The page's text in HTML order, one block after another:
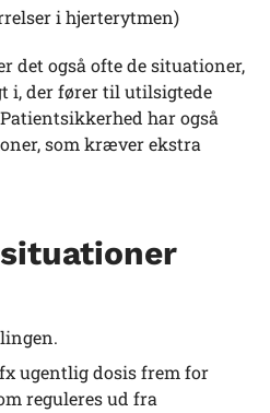
i hjerterytmen)
det også ofte de situationer,
i, der fører til utilsigtede
har også
som kræver ekstra
ugentlig dosis frem for
reguleres ud fra